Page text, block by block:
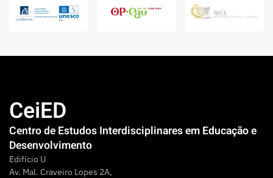
CeiED
Centro de Estudos Interdisciplinares em Educação e
Desenvolvimento
Edifício U
Av. Mal. Craveiro Lopes 2A,